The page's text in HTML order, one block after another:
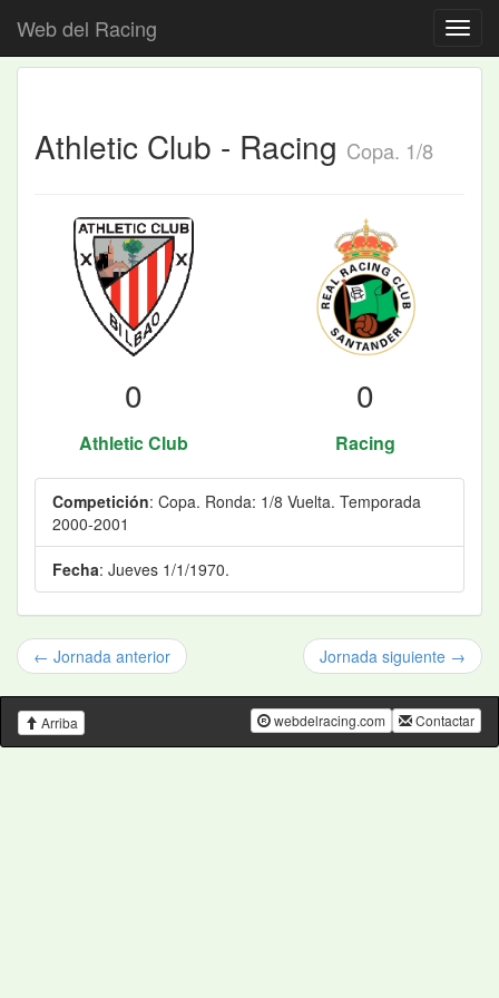
Web del Racing
Athletic Club - Racing Copa. 1/8
0 0
Athletic Club Racing
Competición: Copa. Ronda: 1/8 Vuelta. Temporada
2000-2001
Fecha: Jueves 1/1/1970.
← Jornada anterior Jornada siguiente →
Contactar
webdelracing.com
Arriba